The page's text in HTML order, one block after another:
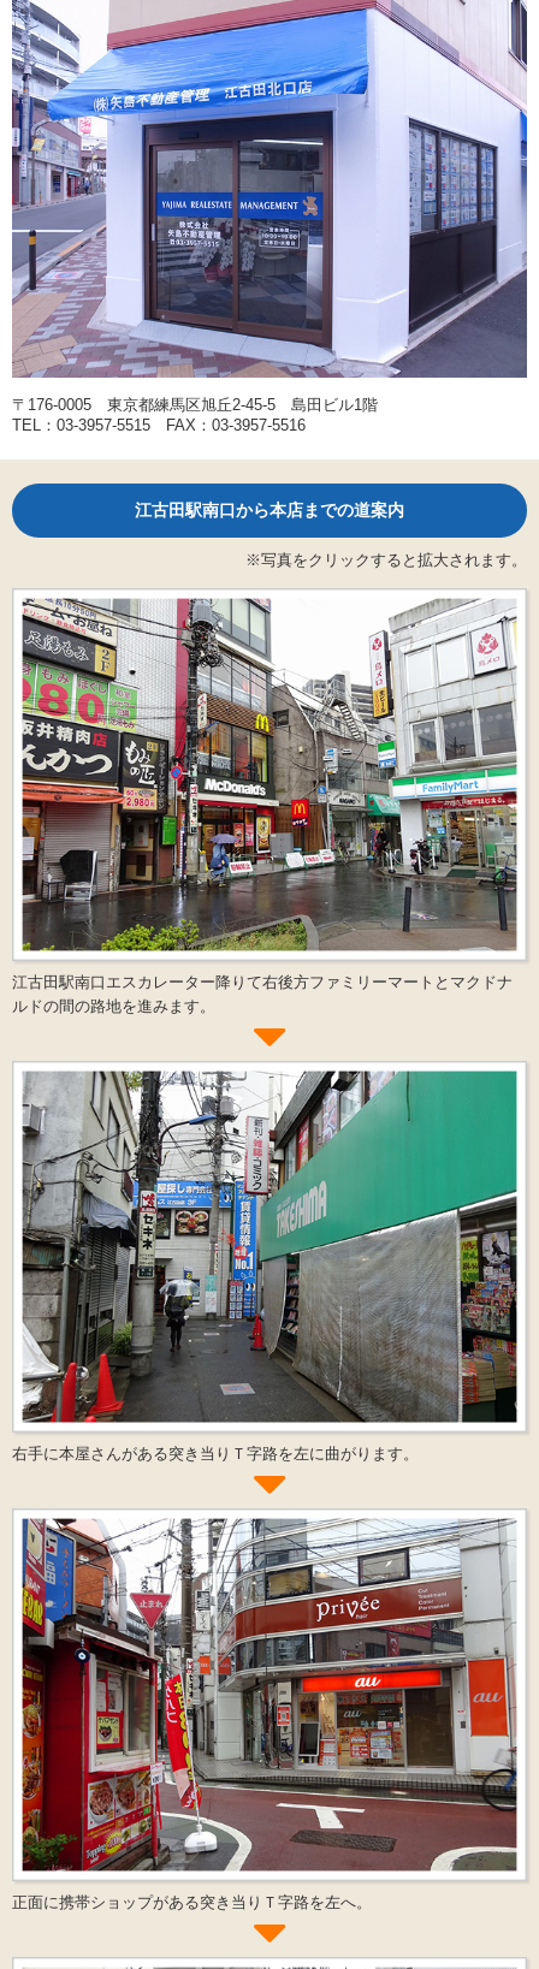
〒176-0005 東京都練馬区旭丘2-45-5 島田ビル1階
TEL：03-3957-5515 FAX：03-3957-5516
江古田駅南口から本店までの道案内
※写真をクリックすると拡大されます。
江古田駅南口エスカレーター降りて右後方ファミリーマートとマクドナ
ルドの間の路地を進みます。
右手に本屋さんがある突き当りＴ字路を左に曲がります。
正面に携帯ショップがある突き当りＴ字路を左へ。